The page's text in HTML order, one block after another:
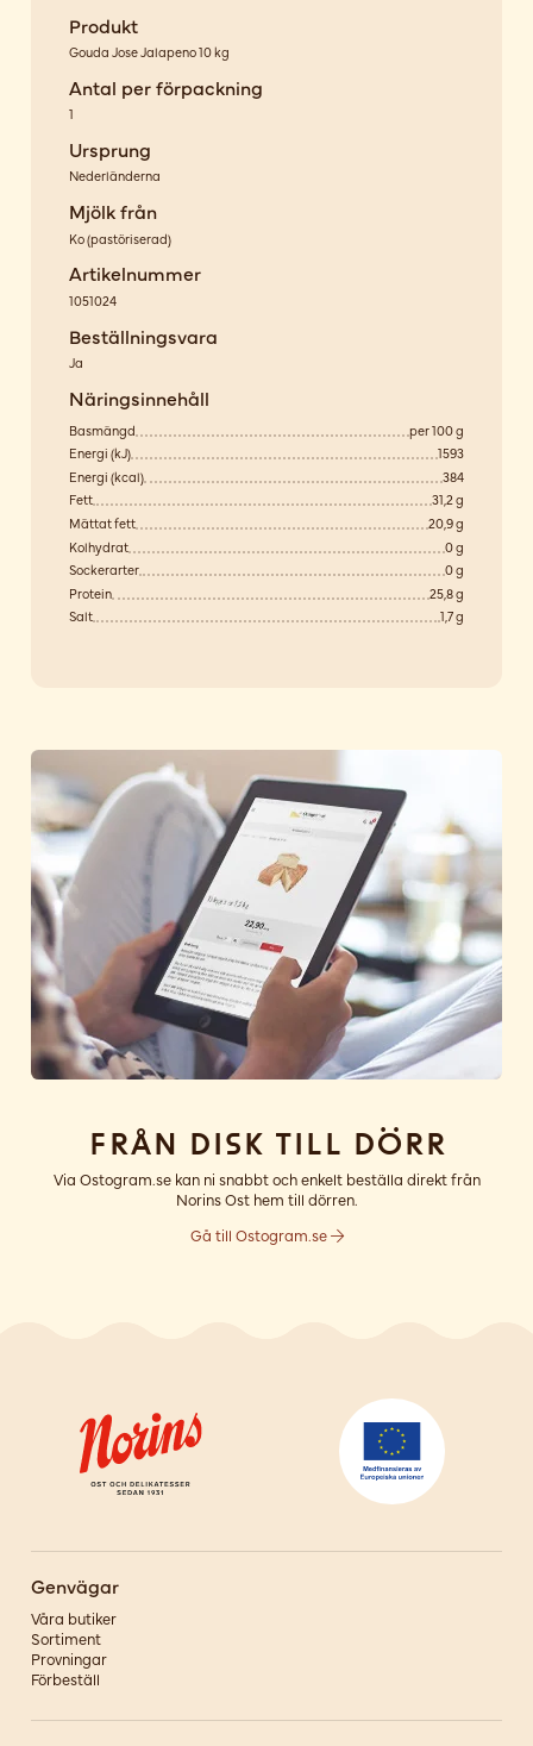
Produkt
Gouda Jose Jalapeno 10 kg
Antal per förpackning
1
Ursprung
Nederländerna
Mjölk från
Ko(pastöriserad)
Artikelnummer
1051024
Beställningsvara
Ja
Näringsinnehåll
Basmängd
per 100 g
Energi (kJ)
1593
Energi (kcal)
384
Fett
31,2 g
Mättat fett
20,9 g
Kolhydrat
0 g
Sockerarter
0 g
Protein
25,8 g
Salt
1,7 g
Från disk till dörr
Via Ostogram.se kan ni snabbt och enkelt beställa direkt från
Norins Ost hem till dörren.
Gå till Ostogram.se
Genvägar
Våra butiker
Sortiment
Provningar
Förbeställ